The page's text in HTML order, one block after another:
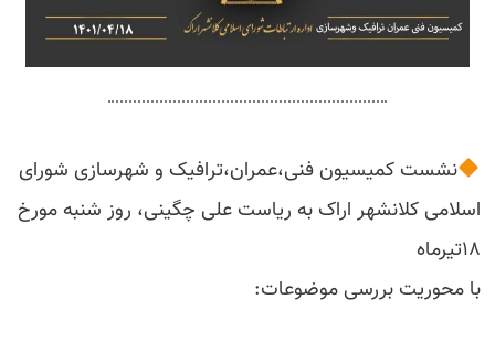
نشست کمیسیون فنی،عمران،ترافیک و شهرسازی شورای
اسلامی کلانشهر اراک به ریاست علی چگینی، روز شنبه مورخ
۱۸تیرماه
با محوریت بررسی موضوعات: